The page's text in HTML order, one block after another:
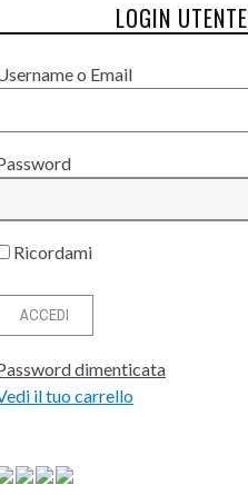
LOGIN UTENTE
o Email
Ricordami
dimenticata
il tuo carrello